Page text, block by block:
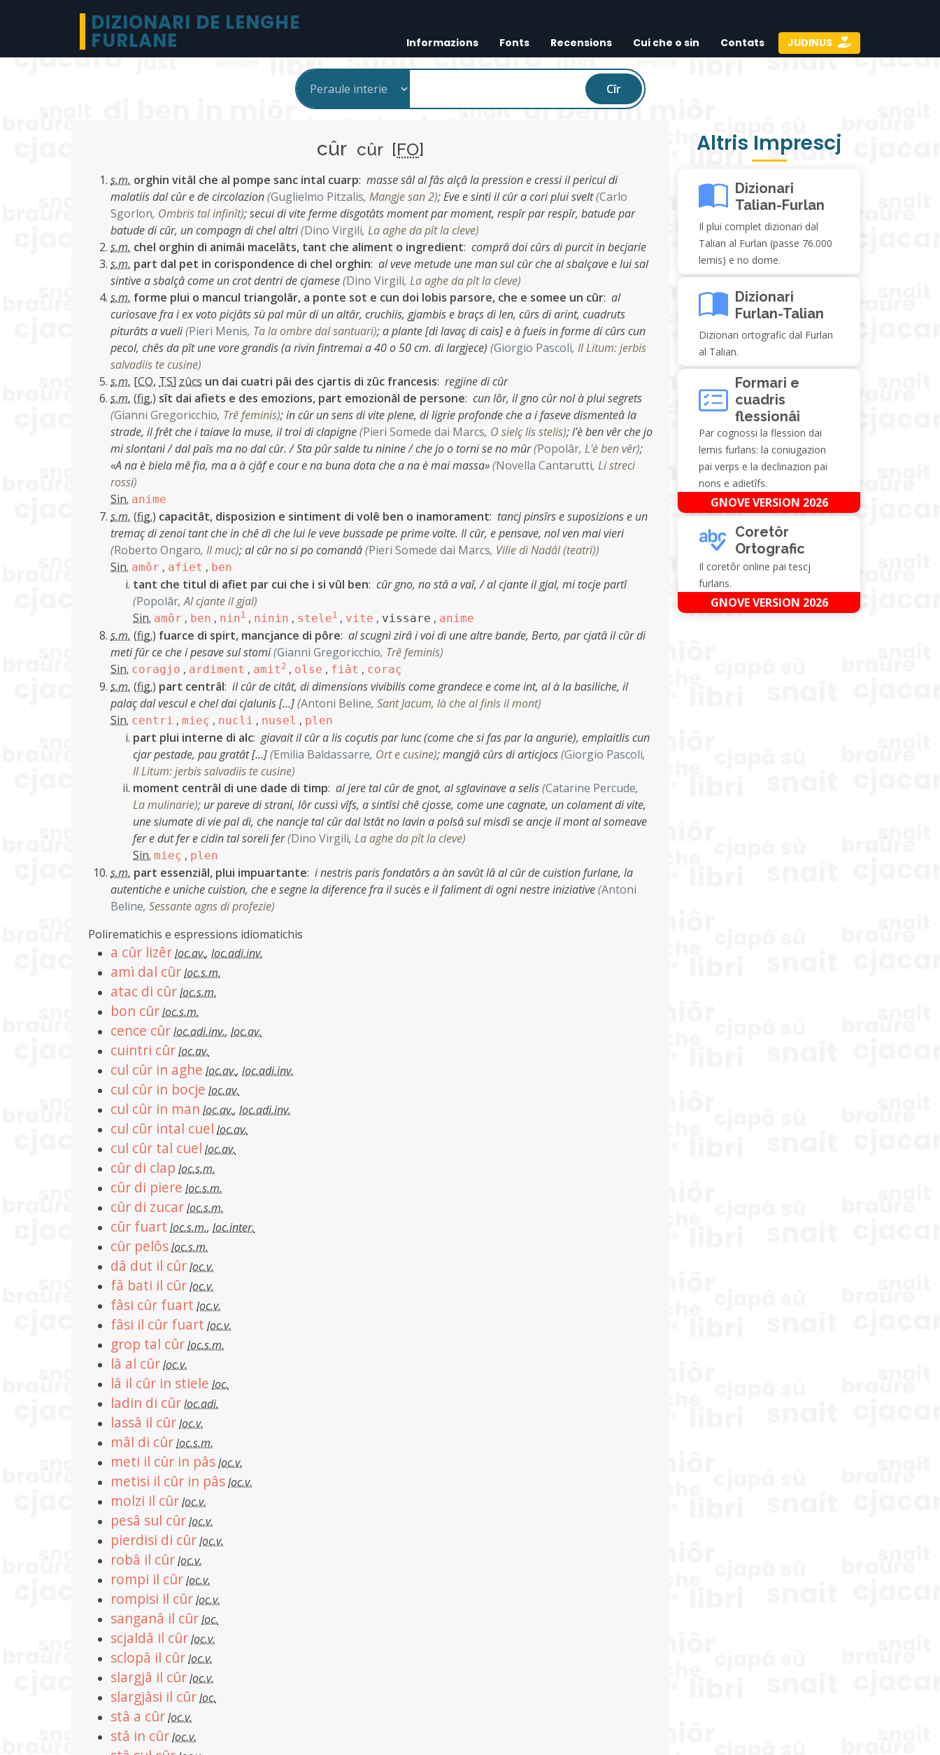
DIZIONARI DE LENGHE
FURLANE Informazions Fonts Recensions Cui che o sin Contats JUDINUS
Cîr
cûr cûr [FO]
s.m. orghin vitâl che al pompe sanc intal cuarp: masse sâl al fâs alçâ la pression e cressi il pericul di
malatiis dal cûr e de circolazion(Guglielmo Pitzalis, Mangje san 2);Eve e sintì il cûr a cori plui svelt(Carlo
Sgorlon, Ombris tal infinît);secui di vite ferme disgotâts moment par moment, respîr par respîr, batude par
batude di cûr, un compagn di chel altri(Dino Virgili, La aghe da pît la cleve)
s.m. chel orghin di animâi macelâts, tant che aliment o ingredient: comprâ doi cûrs di purcit in becjarie
s.m. part dal pet in corispondence di chel orghin: al veve metude une man sul cûr che al sbalçave e lui sal
sintive a sbalçâ come un crot dentri de cjamese(Dino Virgili, La aghe da pît la cleve)
s.m. forme plui o mancul triangolâr, a ponte sot e cun doi lobis parsore, che e somee un cûr: al
curiosave fra i ex voto picjâts sù pal mûr di un altâr, cruchiis, gjambis e braçs di len, cûrs di arint, cuadruts
piturâts a vueli(Pieri Menis, Ta la ombre dal santuari);a plante [di lavaç di cais] e à fueis in forme di cûrs cun
pecol, chês da pît une vore grandis (a rivin fintremai a 40 o 50 cm. di largjece) (Giorgio Pascoli, Il Litum: jerbis
salvadiis te cusine)
s.m. [CO, TS] zûcs un dai cuatri pâi des cjartis di zûc francesis: regjine di cûr
s.m. (fig.) sît dai afiets e des emozions, part emozionâl de persone: cun lôr, il gno cûr nol à plui segrets
(Gianni Gregoricchio, Trê feminis);in cûr un sens di vite plene, di ligrie profonde che a i faseve dismenteâ la
strade, il frêt che i taiave la muse, il troi di clapigne(Pieri Somede dai Marcs, O sielç lis stelis);l'è ben vêr che jo
mi slontani / dal paîs ma no dal cûr. / Sta pûr salde tu ninine / che jo o torni se no mûr(Popolâr, L'è ben vêr);
«A na è biela mê fia, ma a à cjâf e cour e na buna dota che a na è mai massa»(Novella Cantarutti, Li streci
rossi)
Sin. anime
s.m. (fig.) capacitât, disposizion e sintiment di volê ben o inamorament: tancj pinsîrs e suposizions e un
tremaç di zenoi tant che in chê dì che lui le veve bussade pe prime volte. Il cûr, e pensave, nol ven mai vieri
(Roberto Ongaro, Il muc);al cûr no si po comandâ(Pieri Somede dai Marcs, Vilie di Nadâl (teatri))
Sin. amôr , afiet , ben
tant che titul di afiet par cui che i si vûl ben: cûr gno, no stâ a vaî, / al cjante il gjal, mi tocje partî
(Popolâr,Al cjante il gjal)
Sin. amôr , ben , nin1 , ninin , stele1 , vite , vissare , anime
s.m. (fig.) fuarce di spirt, mancjance di pôre: al scugnì zirâ i voi di une altre bande, Berto, par cjatâ il cûr di
meti fûr ce che i pesave sul stomi(Gianni Gregoricchio, Trê feminis)
Sin. coragjo , ardiment , amit 2 , olse , fiât , coraç
s.m. (fig.) part centrâl: il cûr de citât, di dimensions vivibilis come grandece e come int, al à la basiliche, il
palaç dal vescul e chel dai cjalunis […](Antoni Beline, Sant Jacum, là che al finìs il mont)
Sin. centri , mieç , nucli , nusel , plen
part plui interne di alc: giavait il cûr a lis coçutis par lunc (come che si fas par la angurie), emplaitlis cun
cjar pestade, pau gratât […](Emilia Baldassarre, Ort e cusine);mangjâ cûrs di articjocs(Giorgio Pascoli,
Il Litum: jerbis salvadiis te cusine)
moment centrâl di une dade di timp: al jere tal cûr de gnot, al sglavinave a selis(Catarine Percude,
La mulinarie); ur pareve di strani, lôr cussì vîfs, a sintîsi chê cjosse, come une cagnate, un colament di vite,
une siumate di vie pal dì, che nancje tal cûr dal Istât no lavin a polsâ sul misdì se ancje il mont al someave
fer e dut fer e cidin tal soreli fer(Dino Virgili, La aghe da pît la cleve)
Sin. mieç , plen
s.m. part essenziâl, plui impuartante: i nestris paris fondatôrs a àn savût lâ al cûr de cuistion furlane, la
autentiche e uniche cuistion, che e segne la diference fra il sucès e il faliment di ogni nestre iniziative(Antoni
Beline, Sessante agns di profezie)
Polirematichis e espressions idiomatichis
a cûr lizêrloc.av., loc.adi.inv.
amì dal cûrloc.s.m.
atac di cûrloc.s.m.
bon cûrloc.s.m.
cence cûrloc.adi.inv., loc.av.
cuintri cûrloc.av.
cul cûr in aghe loc.av., loc.adi.inv.
cul cûr in bocje loc.av.
cul cûr in man loc.av., loc.adi.inv.
cul cûr intal cuel loc.av.
cul cûr tal cuel loc.av.
cûr di clap loc.s.m.
cûr di piere loc.s.m.
cûr di zucarloc.s.m.
cûr fuart loc.s.m., loc.inter.
cûr pelôsloc.s.m.
dâ dut il cûrloc.v.
fâ bati il cûrloc.v.
fâsi cûr fuart loc.v.
fâsi il cûr fuart loc.v.
grop tal cûrloc.s.m.
lâ al cûrloc.v.
lâ il cûr in stiele loc.
ladin di cûrloc.adi.
lassâ il cûrloc.v.
mâl di cûrloc.s.m.
meti il cûr in pâsloc.v.
metisi il cûr in pâsloc.v.
molzi il cûrloc.v.
pesâ sul cûrloc.v.
pierdisi di cûrloc.v.
robâ il cûrloc.v.
rompi il cûrloc.v.
rompisi il cûrloc.v.
sanganâ il cûrloc.
scjaldâ il cûrloc.v.
sclopâ il cûrloc.v.
slargjâ il cûrloc.v.
slargjâsi il cûrloc.
stâ a cûrloc.v.
stâ in cûrloc.v.
Altris Imprescj
Dizionari
Talian-Furlan
Il plui complet dizionari dal
Talian al Furlan (passe 76.000
lemis) e no dome.
Dizionari
Furlan-Talian
Dizionari ortografic dal Furlan
al Talian.
Formari e
cuadris
flessionâi
Par cognossi la flession dai
lemis furlans: la coniugazion
pai verps e la declinazion pai
nons e adietîfs.
GNOVE VERSION 2026
Coretôr
Ortografic
Il coretôr online pai tescj
furlans.
GNOVE VERSION 2026